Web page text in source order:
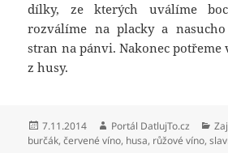
dílky, ze kterých uválíme
rozválíme na placky a
stran na pánvi. Nakonec potřeme
z husy.
Publikováno:
7.11.2014 Autor:
Portál DatlujTo.cz
burčák,červené víno, husa, růžové víno,